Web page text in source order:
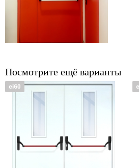
Посмотрите ещё варианты